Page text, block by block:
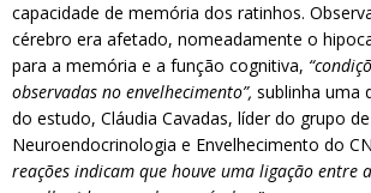
capacidade de memória dos ratinhos.
cérebro era afetado, nomeadamente o
para a memória e a função cognitiva,
observadas no envelhecimento”, sublinha uma
do estudo, Cláudia Cavadas, líder do grupo
Neuroendocrinologia e Envelhecimento do
reações indicam que houve uma ligação entre